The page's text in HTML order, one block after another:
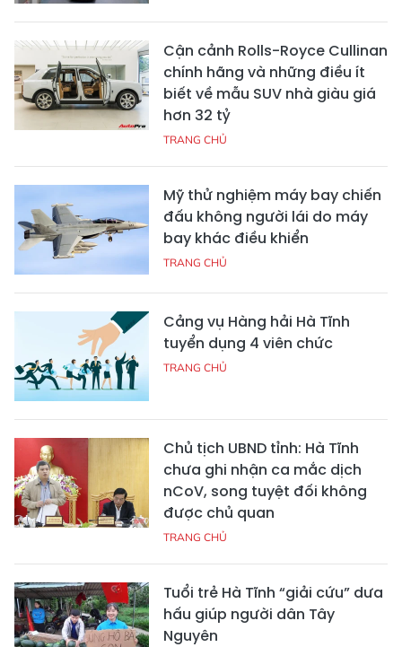
Cận cảnh Rolls-Royce Cullinan
chính hãng và những điều ít
biết về mẫu SUV nhà giàu giá
hơn 32 tỷ
TRANG CHỦ
Mỹ thử nghiệm máy bay chiến
đấu không người lái do máy
bay khác điều khiển
TRANG CHỦ
Cảng vụ Hàng hải Hà Tĩnh
tuyển dụng 4 viên chức
TRANG CHỦ
Chủ tịch UBND tỉnh: Hà Tĩnh
chưa ghi nhận ca mắc dịch
nCoV, song tuyệt đối không
được chủ quan
TRANG CHỦ
Tuổi trẻ Hà Tĩnh “giải cứu” dưa
hấu giúp người dân Tây
Nguyên